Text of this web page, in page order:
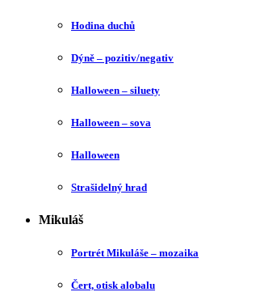
Hodina duchů
Dýně – pozitiv/negativ
Halloween – siluety
Halloween – sova
Halloween
Strašidelný hrad
Mikuláš
Portrét Mikuláše – mozaika
Čert, otisk alobalu